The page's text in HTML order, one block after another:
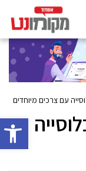
פתח
עם צרכים מיוחדים